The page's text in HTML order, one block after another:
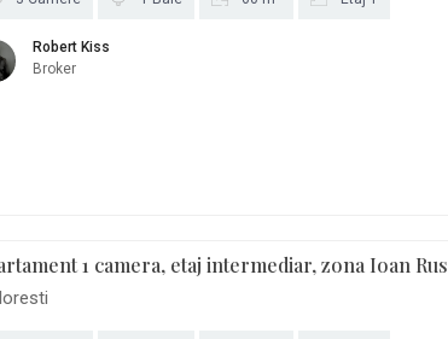
Robert Kiss
Broker
1 camera, etaj intermediar, zona Ioan Rus